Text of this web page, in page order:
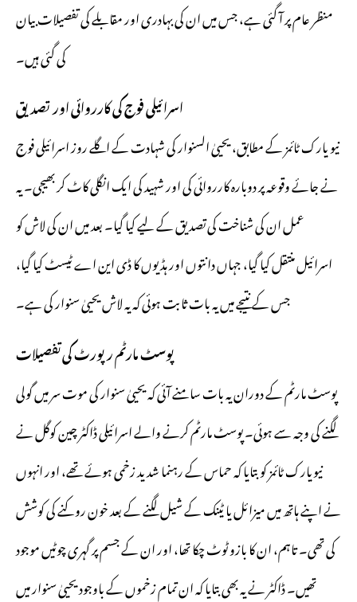
منظر عام پر آ گئی ہے، جس میں ان کی بہادری اور مقابلے کی تفصیلات بیان
کی گئی ہیں۔
اسرائیلی فوج کی کارروائی اور تصدیق
نیو یارک ٹائمز کے مطابق، یحییٰ السنوار کی شہادت کے اگلے روز اسرائیلی فوج
نے جائے وقوعہ پر دوبارہ کارروائی کی اور شہید کی ایک انگلی کاٹ کر بھیجی۔ یہ
عمل ان کی شناخت کی تصدیق کے لیے کیا گیا۔ بعد میں ان کی لاش کو
اسرائیل منتقل کیا گیا، جہاں دانتوں اور ہڈیوں کا ڈی این اے ٹیسٹ کیا گیا،
جس کے نتیجے میں یہ بات ثابت ہوئی کہ یہ لاش یحییٰ سنوار کی ہے۔
پوسٹ مارٹم رپورٹ کی تفصیلات
پوسٹ مارٹم کے دوران یہ بات سامنے آئی کہ یحییٰ سنوار کی موت سر میں گولی
لگنے کی وجہ سے ہوئی۔ پوسٹ مارٹم کرنے والے اسرائیلی ڈاکٹر چین کوگل نے
نیویارک ٹائمز کو بتایا کہ حماس کے رہنما شدید زخمی ہوئے تھے، اور انہوں
نے اپنے ہاتھ میں میزائل یا ٹینک کے شیل لگنے کے بعد خون روکنے کی کوشش
کی تھی۔ تاہم، ان کا بازو ٹوٹ چکا تھا، اور ان کے جسم پر گہری چوٹیں موجود
تھیں۔ ڈاکٹر نے یہ بھی بتایا کہ ان تمام زخموں کے باوجود یحییٰ سنوار میں